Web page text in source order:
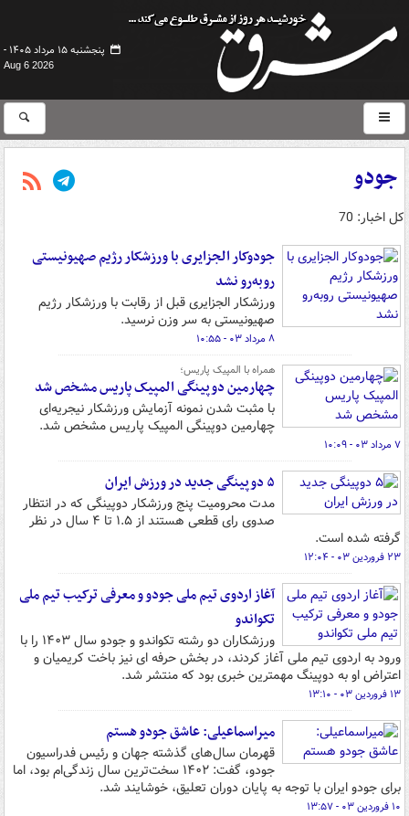
پنجشنبه ۱۵ مرداد ۱۴۰۵ -
Aug 6 2026
جودو
کل اخبار: 70
جودوکار الجزایری با ورزشکار رژیم صهیونیستی
روبه‌رو نشد
ورزشکار الجزایری قبل از رقابت با ورزشکار رژیم
صهیونیستی به سر وزن نرسید.
۸ مرداد ۰۳ - ۱۰:۵۵
همراه با المپیک پاریس؛
چهارمین دوپینگی المپیک پاریس مشخص شد
با مثبت شدن نمونه آزمایش ورزشکار نیجریه‌ای
چهارمین دوپینگی المپیک پاریس مشخص شد.
۷ مرداد ۰۳ - ۱۰:۰۹
۵ دوپینگی جدید در ورزش ایران
مدت محرومیت پنج ورزشکار دوپینگی که در انتظار
صدوی رای قطعی هستند از ۱.۵ تا ۴ سال در نظر
گرفته شده است.
۲۳ فروردین ۰۳ - ۱۲:۰۴
آغاز اردوی تیم ملی جودو و معرفی ترکیب تیم ملی
تکواندو
ورزشکاران دو رشته تکواندو و جودو سال ۱۴۰۳ را با
ورود به اردوی تیم ملی آغاز کردند، در بخش حرفه ای نیز باخت کریمیان و
اعتراض او به دوپینگ مهمترین خبری بود که منتشر شد.
۱۳ فروردین ۰۳ - ۱۳:۱۰
میراسماعیلی: عاشق جودو هستم
قهرمان سال‌های گذشته جهان و رئیس فدراسیون
جودو، گفت: ۱۴۰۲ سخت‌ترین سال زندگی‌ام بود، اما
برای جودو ایران با توجه به پایان دوران تعلیق، خوشایند شد.
۱۰ فروردین ۰۳ - ۱۳:۵۷